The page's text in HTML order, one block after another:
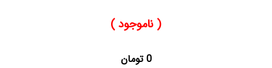
( ناموجود )
0 تومان